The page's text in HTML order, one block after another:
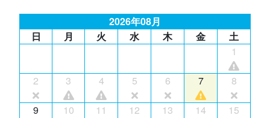
2026年08月
日
月 火 水 木 金
土
1
2 3 4 5 6 7 8
9 10 11 12 13 14 15